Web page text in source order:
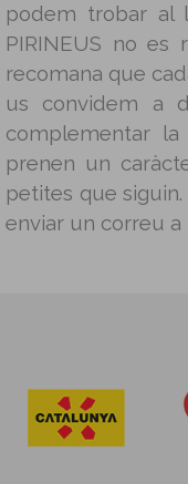
podem trobar al
PIRINEUS no
recomana que
us convidem a
complementar
prenen un
petites que
enviar un correu a